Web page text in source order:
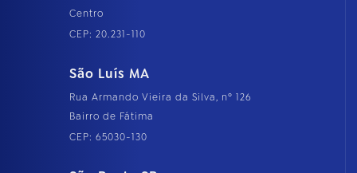
Centro
CEP: 20.231-110
São Luís MA
Rua Armando Vieira da Silva, nº 126
Bairro de Fátima
CEP: 65030-130